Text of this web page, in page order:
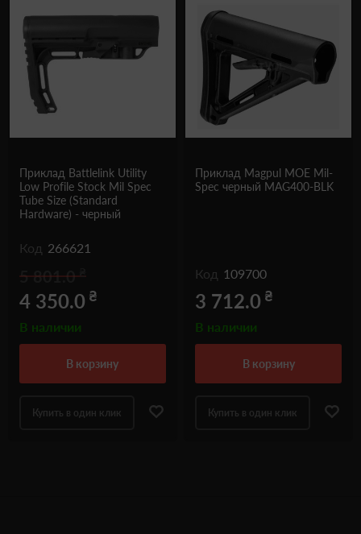
Приклад Battlelink Utility
Low Profile Stock Mil Spec
Tube Size (Standard
Hardware) - черный
Код 266621
5 801.0
4 350.0 ₴
В наличии
в корзину
Купить в один клик
Приклад Magpul MOE Mil-
Spec черный MAG400-BLK
Код 109700
3 712.0 ₴
В наличии
в корзину
Купить в один клик